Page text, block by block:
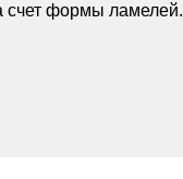
счет формы ламелей.